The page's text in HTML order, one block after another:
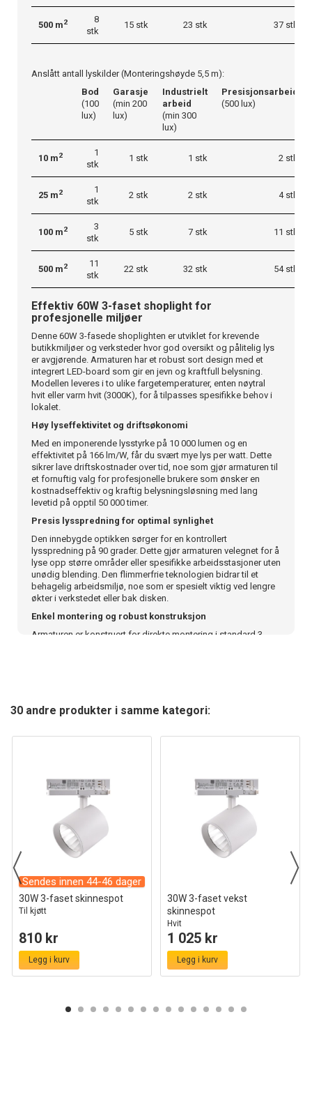
500 m2
8
stk
15 stk 23 stk 37 stk
Anslått antall lyskilder (Monteringshøyde 5,5 m):
Bod
(100
lux)
Garasje
(min 200
lux)
Industrielt
arbeid
(min 300
lux)
Presisjonsarbeid
(500 lux)
10 m2
1
stk
1 stk 1 stk 2 stk
25 m2
1
stk
2 stk 2 stk 4 stk
100 m2
3
stk
5 stk 7 stk 11 stk
500 m2
11
stk
22 stk 32 stk 54 stk
Effektiv 60W 3-faset shoplight for
profesjonelle miljøer
Denne 60W 3-fasede shoplighten er utviklet for krevende
butikkmiljøer og verksteder hvor god oversikt og pålitelig lys
er avgjørende. Armaturen har et robust sort design med et
integrert LED-board som gir en jevn og kraftfull belysning.
Modellen leveres i to ulike fargetemperaturer, enten nøytral
hvit eller varm hvit (3000K), for å tilpasses spesifikke behov i
lokalet.
Høy lyseffektivitet og driftsøkonomi
Med en imponerende lysstyrke på 10 000 lumen og en
effektivitet på 166 lm/W, får du svært mye lys per watt. Dette
sikrer lave driftskostnader over tid, noe som gjør armaturen til
et fornuftig valg for profesjonelle brukere som ønsker en
kostnadseffektiv og kraftig belysningsløsning med lang
levetid på opptil 50 000 timer.
Presis lysspredning for optimal synlighet
Den innebygde optikken sørger for en kontrollert
lysspredning på 90 grader. Dette gjør armaturen velegnet for å
lyse opp større områder eller spesifikke arbeidsstasjoner uten
unødig blending. Den flimmerfrie teknologien bidrar til et
behagelig arbeidsmiljø, noe som er spesielt viktig ved lengre
økter i verkstedet eller bak disken.
Enkel montering og robust konstruksjon
Armaturen er konstruert for direkte montering i standard 3-
En pålitelig løsning for krevende arbeidsforhold
oppgradering for deg som trenger pålitelig belysning som
leverer hver dag. Velg en løsning som prioriterer funksjonalitet
og langvarig kvalitet.
30 andre produkter i samme kategori:
Sendes innen 44-46 dager
30W 3-faset skinnespot
Til kjøtt
810 kr
Legg i kurv
30W 3-faset vekst
skinnespot
Hvit
1 025 kr
Legg i kurv